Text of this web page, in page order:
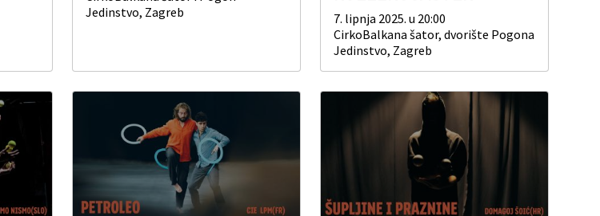
Jedinstvo, Zagreb
7. lipnja 2025. u 20:00
CirkoBalkana šator, dvorište Pogona
Jedinstvo, Zagreb